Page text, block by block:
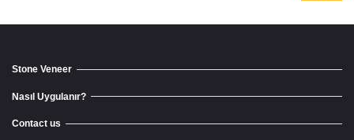
Stone Veneer
Nasıl Uygulanır?
Contact us